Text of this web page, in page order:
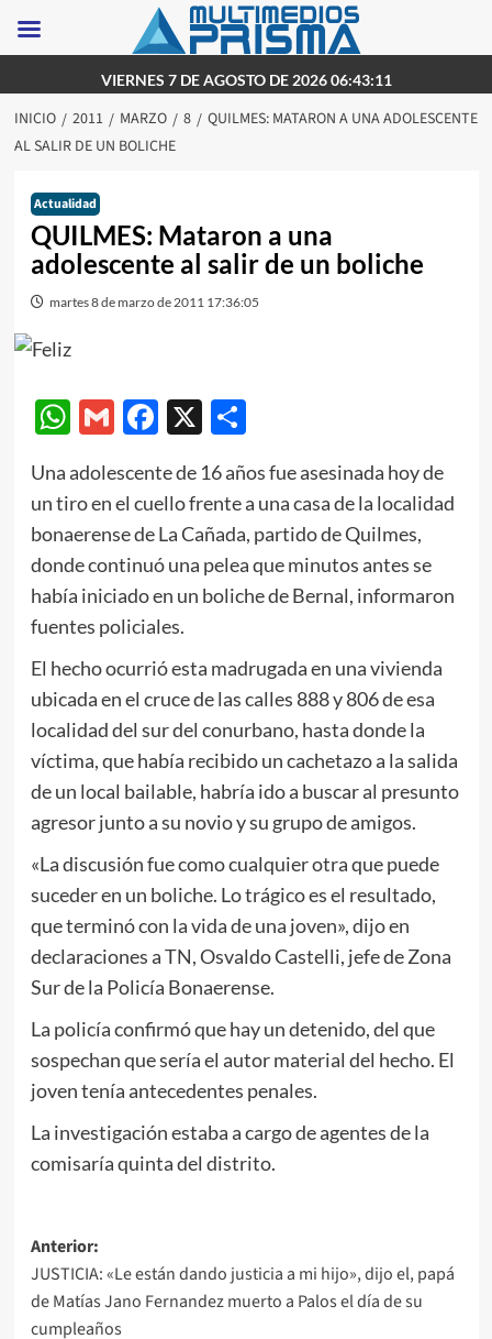
al
contenido
VIERNES 7 DE AGOSTO DE 2026 06:43:11
INICIO 2011 MARZO 8
QUILMES: MATARON A UNA ADOLESCENTE
AL SALIR DE UN BOLICHE
Actualidad
QUILMES: Mataron a una
adolescente al salir de un boliche
martes 8 de marzo de 2011 17:36:05
WhatsApp
GmailFacebook
X Compartir
Una adolescente de 16 años fue asesinada hoy de
un tiro en el cuello frente a una casa de la localidad
bonaerense de La Cañada, partido de Quilmes,
donde continuó una pelea que minutos antes se
había iniciado en un boliche de Bernal, informaron
fuentes policiales.
El hecho ocurrió esta madrugada en una vivienda
ubicada en el cruce de las calles 888 y 806 de esa
localidad del sur del conurbano, hasta donde la
víctima, que había recibido un cachetazo a la salida
de un local bailable, habría ido a buscar al presunto
agresor junto a su novio y su grupo de amigos.
«La discusión fue como cualquier otra que puede
suceder en un boliche. Lo trágico es el resultado,
que terminó con la vida de una joven», dijo en
declaraciones a TN, Osvaldo Castelli, jefe de Zona
Sur de la Policía Bonaerense.
La policía confirmó que hay un detenido, del que
sospechan que sería el autor material del hecho. El
joven tenía antecedentes penales.
La investigación estaba a cargo de agentes de la
comisaría quinta del distrito.
Navegación
de
entradas
Anterior:
JUSTICIA: «Le están dando justicia a mi hijo», dijo el, papá
de Matías Jano Fernandez muerto a Palos el día de su
cumpleaños